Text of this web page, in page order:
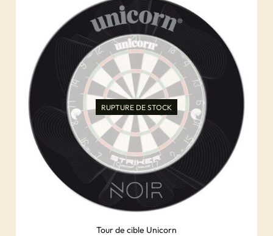
RUPTURE DE STOCK
Tour de cible Unicorn